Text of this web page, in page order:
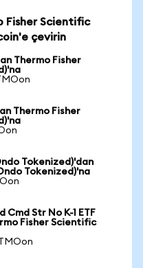
Fisher Scientific
çevirin
Thermo Fisher
Thermo Fisher
Tokenized)'dan
Tokenized)'na
Cmd Str No K-1 ETF
Fisher Scientific